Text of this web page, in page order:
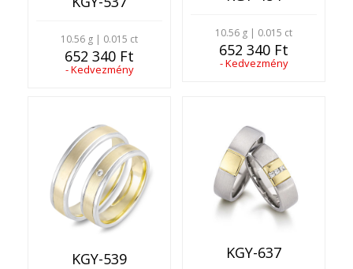
10.56 g | 0.015 ct
652 340 Ft
- Kedvezmény
10.56 g | 0.015 ct
652 340 Ft
- Kedvezmény
KGY-539 KGY-637